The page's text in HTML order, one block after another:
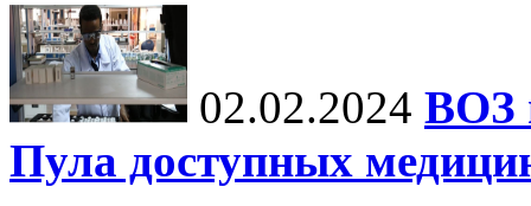
02.02.2024 ВОЗ
Пула доступных